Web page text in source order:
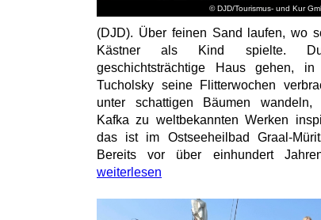
© DJD/Tourismus- und Kur
(DJD). Über feinen Sand laufen, wo
Kästner als Kind spielte.
geschichtsträchtige Haus gehen,
Tucholsky seine Flitterwochen
unter schattigen Bäumen
Kafka zu weltbekannten Werken
das ist im Ostseeheilbad Graal-
Bereits vor über einhundert
weiterlesen